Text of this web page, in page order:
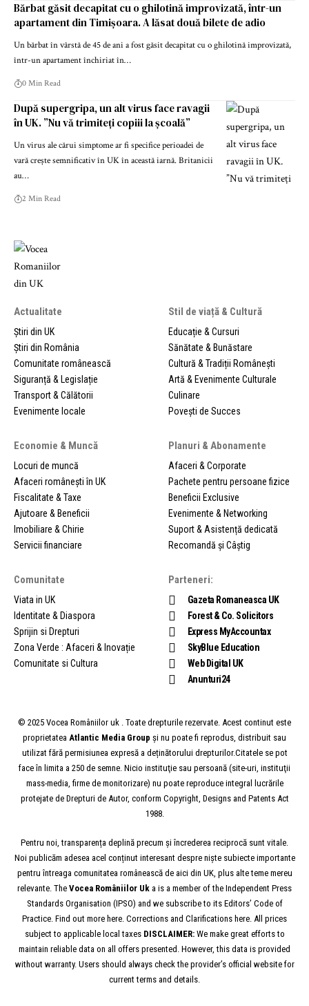
Bărbat găsit decapitat cu o ghilotină improvizată, într-un
apartament din Timișoara. A lăsat două bilete de adio
Un bărbat în vârstă de 45 de ani a fost găsit decapitat cu o ghilotină improvizată,
într-un apartament închiriat în…
0 Min Read
După supergripa, un alt virus face ravagii
în UK. ”Nu vă trimiteți copiii la școală”
Un virus ale cărui simptome ar fi specifice perioadei de
vară crește semnificativ în UK în această iarnă. Britanicii
au…
2 Min Read
Actualitate
Știri din UK
Știri din România
Comunitate românească
Siguranță & Legislație
Transport & Călătorii
Evenimente locale
Stil de viață & Cultură
Educație & Cursuri
Sănătate & Bunăstare
Cultură & Tradiții Românești
Artă & Evenimente Culturale
Culinare
Povești de Succes
Economie & Muncă
Locuri de muncă
Afaceri românești în UK
Fiscalitate & Taxe
Ajutoare & Beneficii
Imobiliare & Chirie
Servicii financiare
Planuri & Abonamente
Afaceri & Corporate
Pachete pentru persoane fizice
Beneficii Exclusive
Evenimente & Networking
Suport & Asistență dedicată
Recomandă și Câștig
Comunitate
Viata in UK
Identitate & Diaspora
Sprijin si Drepturi
Zona Verde : Afaceri & Inovație
Comunitate si Cultura
Parteneri:
Gazeta Romaneasca UK
Forest & Co. Solicitors
Express MyAccountax
SkyBlue Education
Web Digital UK
Anunturi24
© 2025 Vocea Româniilor uk . Toate drepturile rezervate. Acest continut este
proprietatea Atlantic Media Group și nu poate fi reprodus, distribuit sau
utilizat fără permisiunea expresă a deținătorului drepturilor.Citatele se pot
face în limita a 250 de semne. Nicio instituţie sau persoană (site-uri, instituţii
mass-media, firme de monitorizare) nu poate reproduce integral lucrările
protejate de Drepturi de Autor, conform Copyright, Designs and Patents Act
1988.
Pentru noi, transparența deplină precum și încrederea reciprocă sunt vitale.
Noi publicăm adesea acel conținut interesant despre niște subiecte importante
pentru întreaga comunitatea românească de aici din UK, plus alte teme mereu
relevante. The Vocea Româniilor Uk a is a member of the Independent Press
Standards Organisation (IPSO) and we subscribe to its Editors’ Code of
Practice. Find out more here. Corrections and Clarifications here. All prices
subject to applicable local taxes DISCLAIMER: We make great efforts to
maintain reliable data on all offers presented. However, this data is provided
without warranty. Users should always check the provider’s official website for
current terms and details.